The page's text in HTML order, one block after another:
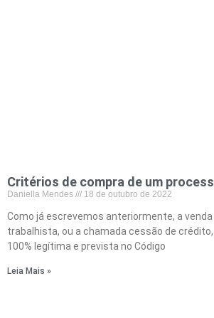
Critérios de compra de um
Daniella Mendes 18 de outubro de 2022
Como já escrevemos anteriormente, a
trabalhista, ou a chamada cessão de
100% legítima e prevista no Código
Leia Mais »